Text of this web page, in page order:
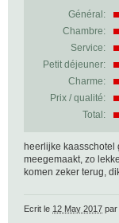
Général:
Chambre:
Service:
Petit déjeuner:
Charme:
Prix / qualité:
Total:
heerlijke kaasschotel
meegemaakt, zo
komen zeker terug,
Ecrit le 12 May 2017 par